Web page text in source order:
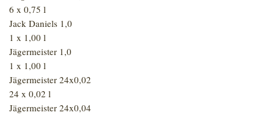
6 x 0,75 l
Jack Daniels 1,0
1 x 1,00 l
Jägermeister 1,0
1 x 1,00 l
Jägermeister 24x0,02
24 x 0,02 l
Jägermeister 24x0,04